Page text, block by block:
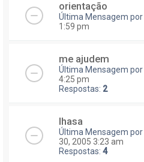
orientação
Última Mensagem por
1:59 pm
me ajudem
Última Mensagem por
4:25 pm
Respostas: 2
lhasa
Última Mensagem por
30, 2005 3:23 am
Respostas: 4